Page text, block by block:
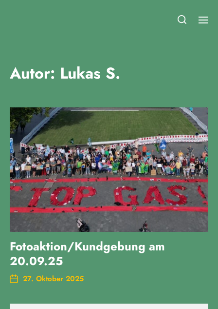
Autor: Lukas S.
Fotoaktion/Kundgebung am
20.09.25
27. Oktober 2025